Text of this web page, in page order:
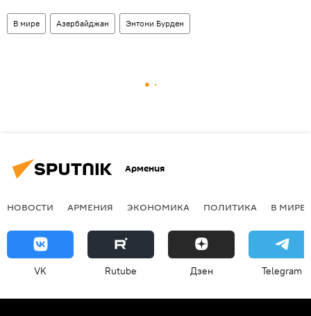
В мире Азербайджан Энтони Бурден
Армения
НОВОСТИ АРМЕНИЯ ЭКОНОМИКА ПОЛИТИКА В МИРЕ
VK Rutube Дзен Telegram